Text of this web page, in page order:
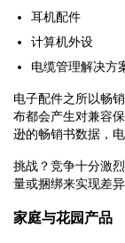
耳机配件
计算机外设
电缆管理解决方
电子配件之所以畅
布都会产生对兼容
逊的畅销书数据，
挑战？竞争十分激
量或捆绑来实现差异
家庭与花园产品